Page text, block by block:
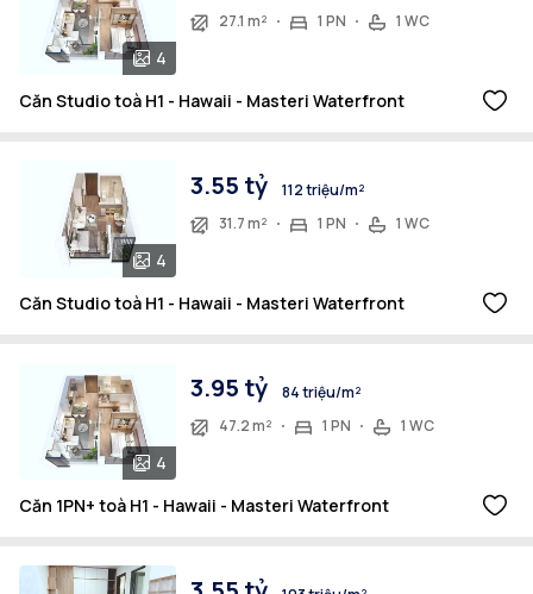
4
27.1 m²
1 PN 1 WC
Căn Studio toà H1 - Hawaii - Masteri Waterfront
4
3.55 tỷ
112 triệu/m²
31.7 m²
1 PN 1 WC
Căn Studio toà H1 - Hawaii - Masteri Waterfront
4
3.95 tỷ
84 triệu/m²
47.2 m²
1 PN 1 WC
Căn 1PN+ toà H1 - Hawaii - Masteri Waterfront